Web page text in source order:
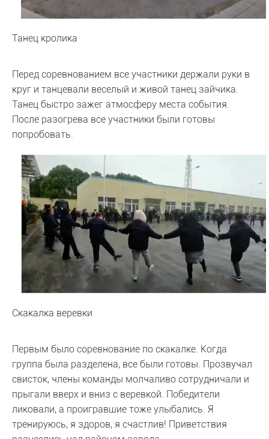
Танец кролика
Перед соревнованием все участники держали руки в
круг и танцевали веселый и живой танец зайчика.
Танец быстро зажег атмосферу места события.
После разогрева все участники были готовы
попробовать.
Скакалка веревки
Первым было соревнование по скакалке. Когда
группа была разделена, все были готовы. Прозвучал
свисток, члены команды молчаливо сотрудничали и
прыгали вверх и вниз с веревкой. Победители
ликовали, а проигравшие тоже улыбались. Я
тренируюсь, я здоров, я счастлив! Приветствия